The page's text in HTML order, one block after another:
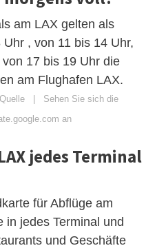
am LAX gelten als
, von 11 bis 14 Uhr,
17 bis 19 Uhr die
am Flughafen LAX.
| Sehen Sie sich die
an
jedes Terminal
für Abflüge am
in jedes Terminal und
und Geschäfte